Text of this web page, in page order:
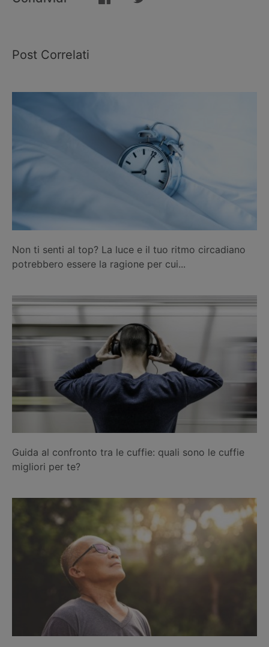
Post Correlati
Non ti senti al top? La luce e il tuo ritmo circadiano
potrebbero essere la ragione per cui...
Guida al confronto tra le cuffie: quali sono le cuffie
migliori per te?